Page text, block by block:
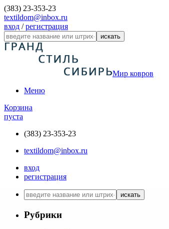
(383) 23-353-23
textildom@inbox.ru
вход /регистрация
искать
Мир ковров
Меню
Корзина
пуста
(383) 23-353-23
textildom@inbox.ru
вход
регистрация
искать
Рубрики